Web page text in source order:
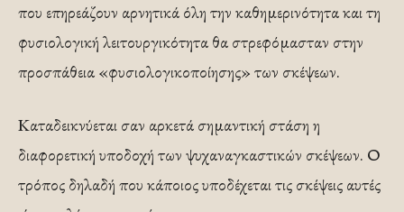
που επηρεάζουν αρνητικά όλη την καθημερινότητα και τη
φυσιολογική λειτουργικότητα θα στρεφόμασταν στην
προσπάθεια «φυσιολογικοποίησης» των σκέψεων.
Καταδεικνύεται σαν αρκετά σημαντική στάση η
διαφορετική υποδοχή των ψυχαναγκαστικών σκέψεων. Ο
τρόπος δηλαδή που κάποιος υποδέχεται τις σκέψεις αυτές